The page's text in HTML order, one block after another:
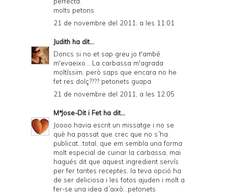
molts petons
21 de novembre del 2011, a les 11:01
Judith ha dit...
Doncs si no et sap greu jo t'ambé
m'evaeixo... La carbassa m'agrada
moltíssim, però saps que encara no he
fet res dolç???? petonets guapa
21 de novembre del 2011, a les 12:05
MªJose-Dit i Fetha dit...
Joooo havia escrit un missatge i no se
què ha passat que crec que no s´ha
publicat...total, que em sembla una forma
molt especial de cuinar la carbassa, mai
hagués dit que aquest ingredient servís
per fer tantes receptes, la teva opció ha
de ser deliciosa i les fotos ajuden i molt a
fer-se una idea d´això...petonets